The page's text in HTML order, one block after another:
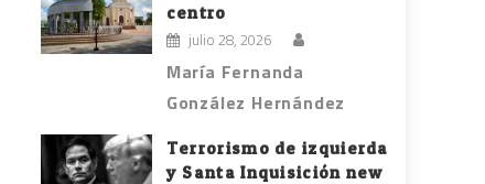
centro
julio 28, 2026
María Fernanda
González Hernández
Terrorismo de izquierda
y Santa Inquisición new